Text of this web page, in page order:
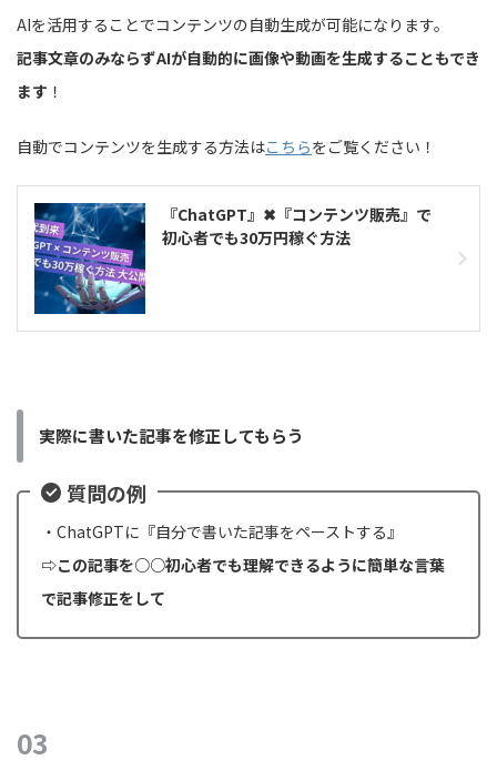
AIを活用することでコンテンツの自動生成が可能になります。
記事文章のみならずAIが自動的に画像や動画を生成することもでき
ます ！
自動でコンテンツを生成する方法はこちらをご覧ください！
『ChatGPT』✖︎『コンテンツ販売』で
初心者でも30万円稼ぐ方法
実際に書いた記事を修正してもらう
質問の例
・ChatGPTに『自分で書いた記事をペーストする』
⇨この記事を○○初心者でも理解できるように簡単な言葉
で記事修正をして